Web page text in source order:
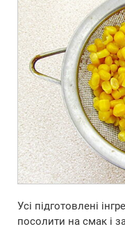
Усі підготовлені
посолити на смак і